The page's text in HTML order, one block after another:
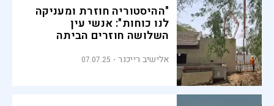
"ההיסטוריה חוזרת ומעניקה
לנו כוחות": אנשי עין
השלושה חוזרים הביתה
אלישיב רייכנר 07.07.25